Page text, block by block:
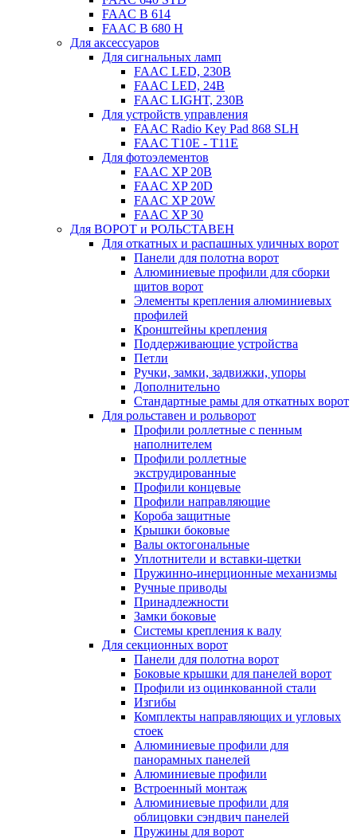
FAAC B 614
FAAC B 680 H
Для аксессуаров
Для сигнальных ламп
FAAC LED, 230B
FAAC LED, 24B
FAAC LIGHT, 230B
Для устройств управления
FAAC Radio Key Pad 868 SLH
FAAC T10E - T11E
Для фотоэлементов
FAAC XP 20B
FAAC XP 20D
FAAC XP 20W
FAAC XP 30
Для ВОРОТ и РОЛЬСТАВЕН
Для откатных и распашных уличных ворот
Панели для полотна ворот
Алюминиевые профили для сборки
щитов ворот
Элементы крепления алюминиевых
профилей
Кронштейны крепления
Поддерживающие устройства
Петли
Ручки, замки, задвижки, упоры
Дополнительно
Стандартные рамы для откатных ворот
Для рольставен и рольворот
Профили роллетные с пенным
наполнителем
Профили роллетные
экструдированные
Профили концевые
Профили направляющие
Короба защитные
Крышки боковые
Валы октогональные
Уплотнители и вставки-щетки
Пружинно-инерционные механизмы
Ручные приводы
Принадлежности
Замки боковые
Системы крепления к валу
Для секционных ворот
Панели для полотна ворот
Боковые крышки для панелей ворот
Профили из оцинкованной стали
Изгибы
Комплекты направляющих и угловых
стоек
Алюминиевые профили для
панорамных панелей
Алюминиевые профили
Встроенный монтаж
Алюминиевые профили для
облицовки сэндвич панелей
Пружины для ворот